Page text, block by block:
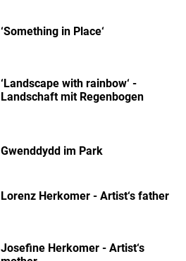
‘Something in Place‘
‘Landscape with rainbow‘ -
Landschaft mit Regenbogen
Gwenddydd im Park
Lorenz Herkomer - Artist‘s father
Josefine Herkomer - Artist‘s